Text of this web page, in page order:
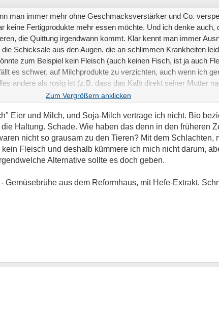
man immer mehr ohne Geschmacksverstärker und Co.
keine Fertigprodukte mehr essen möchte. Und ich denke auch,
die Quittung irgendwann kommt. Klar kennt man immer
Schicksale aus den Augen, die an schlimmen Krankheiten
zum Beispiel kein Fleisch (auch keinen Fisch, ist ja auch
es schwer, auf Milchprodukte zu verzichten, auch wenn ich
andere als rosig ist (z.B. dass das Kalb direkt seiner Mutter
Aber ich sehe mich auf dem Weg. Mein Ziel habe ich noch nicht
Eier und Milch, und Soja-Milch vertrage ich nicht. Bio
Haltung. Schade. Wie haben das denn in den früheren
nicht so grausam zu den Tieren? Mit dem Schlachten,
Fleisch und deshalb kümmere ich mich nicht darum,
Alternative sollte es doch geben.
Gemüsebrühe aus dem Reformhaus, mit Hefe-Extrakt.